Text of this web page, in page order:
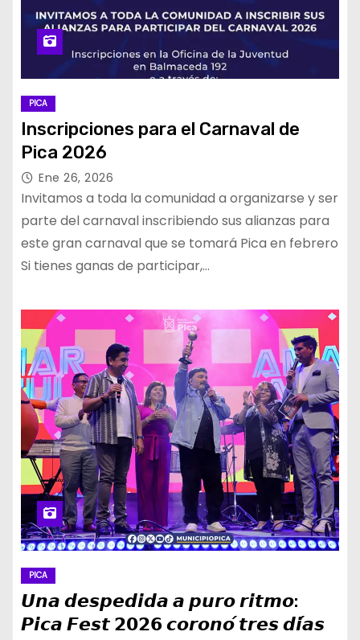
PICA
Inscripciones para el Carnaval de
Pica 2026
Ene 26, 2026
Invitamos a toda la comunidad a organizarse y ser
parte del carnaval inscribiendo sus alianzas para
este gran carnaval que se tomará Pica en febrero
Si tienes ganas de participar,…
PICA
𝙐𝙣𝙖 𝙙𝙚𝙨𝙥𝙚𝙙𝙞𝙙𝙖 𝙖 𝙥𝙪𝙧𝙤 𝙧𝙞𝙩𝙢𝙤:
𝙋𝙞𝙘𝙖 𝙁𝙚𝙨𝙩 𝟮𝟬𝟮𝟲 𝙘𝙤𝙧𝙤𝙣𝙤́ 𝙩𝙧𝙚𝙨 𝙙𝙞́𝙖𝙨